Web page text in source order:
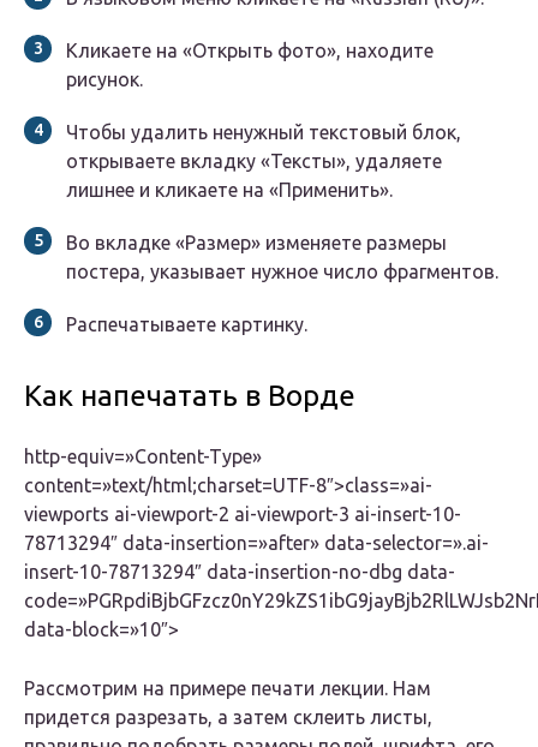
Кликаете на «Открыть фото», находите
рисунок.
Чтобы удалить ненужный текстовый блок,
открываете вкладку «Тексты», удаляете
лишнее и кликаете на «Применить».
Во вкладке «Размер» изменяете размеры
постера, указывает нужное число фрагментов.
Распечатываете картинку.
Как напечатать в Ворде
http-equiv=»Content-Type»
content=»text/html;charset=UTF-8″>class=»ai-
viewports ai-viewport-2 ai-viewport-3 ai-insert-10-
78713294″ data-insertion=»after» data-selector=».ai-
insert-10-78713294″ data-insertion-no-dbg data-
data-block=»10″>
Рассмотрим на примере печати лекции. Нам
придется разрезать, а затем склеить листы,